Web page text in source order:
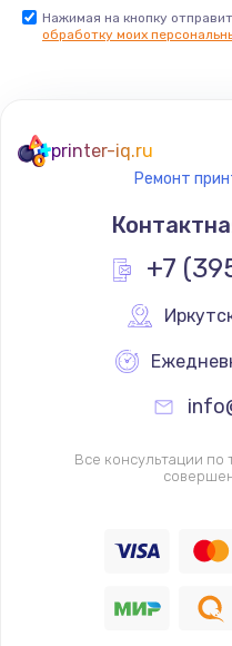
Замена
Замена
Замена
Нажимая на кнопку
обработку моих
printer-iq.ru
Ремонт
+7
Все консультации